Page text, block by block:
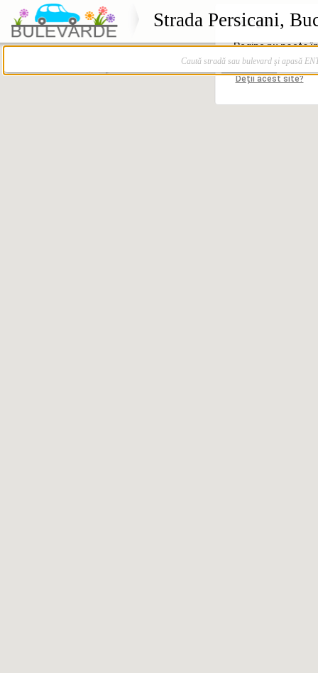
Strada Persicani,
Caută stradă sau bulevard şi apasă